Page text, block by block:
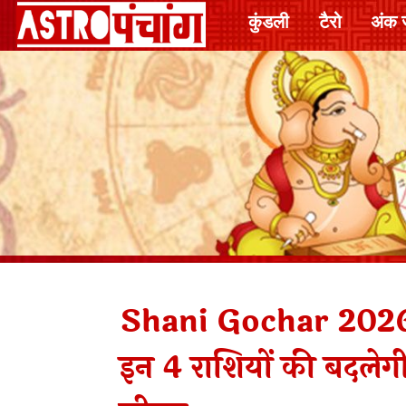
कुंडली टैरो अंक
Shani Gochar
इन 4 राशियों की